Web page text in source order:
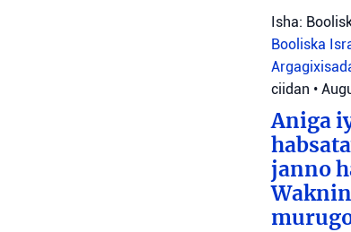
Isha:
Booliska
ciidan •
Aniga
janno